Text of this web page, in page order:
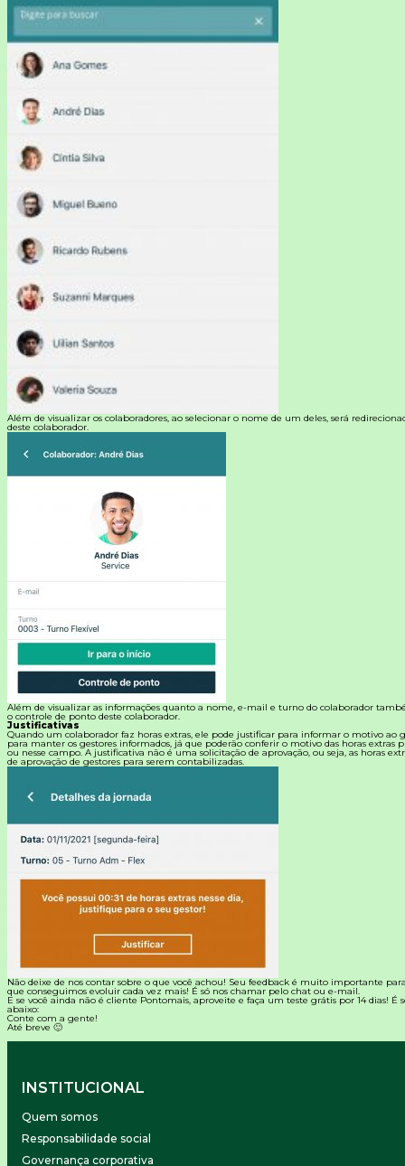
Além de visualizar os colaboradores, ao selecionar o nome de um deles, será
deste colaborador.
Além de visualizar as informações quanto a nome, e-mail e turno do colaborador
o controle de ponto deste colaborador.
Justificativas
Quando um colaborador faz horas extras, ele pode justificar para informar o motivo ao
para manter os gestores informados, já que poderão conferir o motivo das horas extras
ou nesse campo. A justificativa não é uma solicitação de aprovação, ou seja, as horas
de aprovação de gestores para serem contabilizadas.
Não deixe de nos contar sobre o que você achou! Seu feedback é muito importante
que conseguimos evoluir cada vez mais! É só nos chamar pelo chat ou e-mail.
E se você ainda não é cliente Pontomais, aproveite e faça um teste grátis por 14 dias! É
abaixo:
Conte com a gente!
Até breve 🙂
INSTITUCIONAL
Quem somos
Responsabilidade social
Governança corporativa